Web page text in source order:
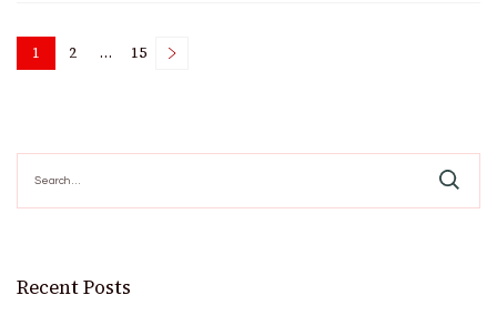
Posts
Page
1 Page
2 … Page
15
for:
Recent Posts